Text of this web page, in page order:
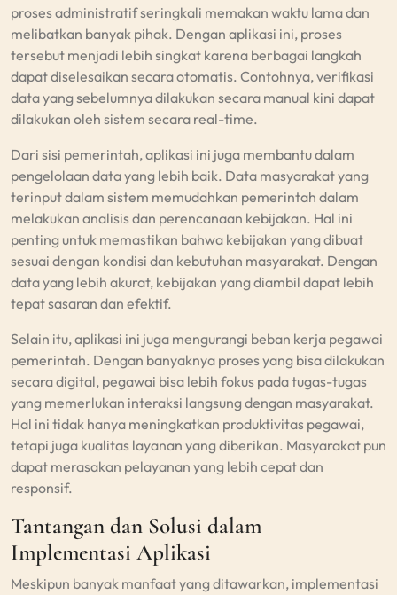
proses administratif seringkali memakan waktu lama dan
melibatkan banyak pihak. Dengan aplikasi ini, proses
tersebut menjadi lebih singkat karena berbagai langkah
dapat diselesaikan secara otomatis. Contohnya, verifikasi
data yang sebelumnya dilakukan secara manual kini dapat
dilakukan oleh sistem secara real-time.
Dari sisi pemerintah, aplikasi ini juga membantu dalam
pengelolaan data yang lebih baik. Data masyarakat yang
terinput dalam sistem memudahkan pemerintah dalam
melakukan analisis dan perencanaan kebijakan. Hal ini
penting untuk memastikan bahwa kebijakan yang dibuat
sesuai dengan kondisi dan kebutuhan masyarakat. Dengan
data yang lebih akurat, kebijakan yang diambil dapat lebih
tepat sasaran dan efektif.
Selain itu, aplikasi ini juga mengurangi beban kerja pegawai
pemerintah. Dengan banyaknya proses yang bisa dilakukan
secara digital, pegawai bisa lebih fokus pada tugas-tugas
yang memerlukan interaksi langsung dengan masyarakat.
Hal ini tidak hanya meningkatkan produktivitas pegawai,
tetapi juga kualitas layanan yang diberikan. Masyarakat pun
dapat merasakan pelayanan yang lebih cepat dan
responsif.
Tantangan dan Solusi dalam
Implementasi Aplikasi
Meskipun banyak manfaat yang ditawarkan, implementasi